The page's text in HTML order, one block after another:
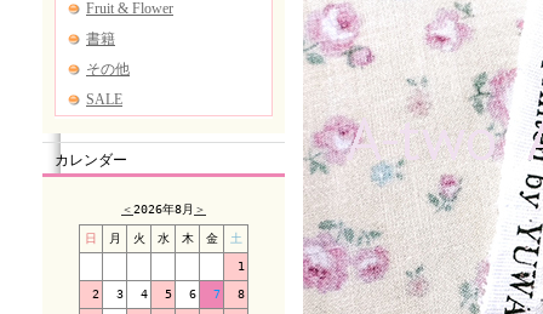
カレンダー
＜2026年8月 ＞
日 月 火 水 木 金 土
1
2 3 4 5 6 7 8